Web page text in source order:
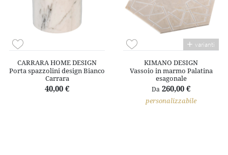
CARRARA HOME DESIGN
Porta spazzolini design Bianco
Carrara
40,00 €
varianti
KIMANO DESIGN
Vassoio in marmo Palatina
esagonale
Da 260,00 €
personalizzabile